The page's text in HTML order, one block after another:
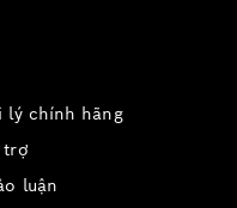
lý chính hãng
trợ
luận